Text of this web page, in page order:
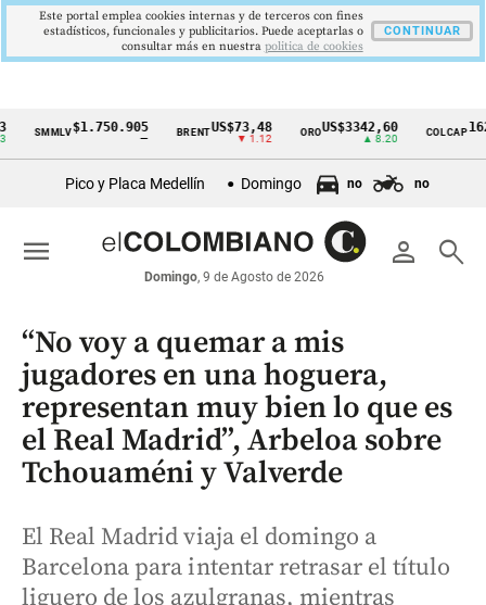
Cintillo
económicos
Colombia
$1.750.905 BRENT US$73,48
▼ 1.12
ORO US$3342,60 COLCAP
Pico y Placa Medellín Domingo no no
person search
Domingo, 9 de Agosto de 2026
menu
“No voy a quemar a mis
jugadores en una hoguera,
representan muy bien lo que es
el Real Madrid”, Arbeloa sobre
Tchouaméni y Valverde
El Real Madrid viaja el domingo a
Barcelona para intentar retrasar el título
liguero de los azulgranas, mientras
Este portal emplea cookies internas y de terceros con fines
estadísticos, funcionales y publicitarios. Puede aceptarlas o
consultar más en nuestra politica de cookies
CONTINUAR